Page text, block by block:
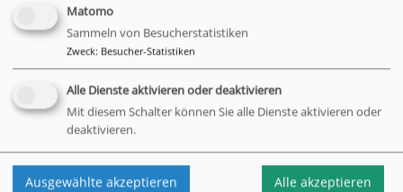
Matomo
Sammeln von Besucherstatistiken
Zweck: Besucher-Statistiken
Alle Dienste aktivieren oder deaktivieren
Mit diesem Schalter können Sie alle Dienste aktivieren oder
deaktivieren.
Ausgewählte akzeptieren Alle akzeptieren